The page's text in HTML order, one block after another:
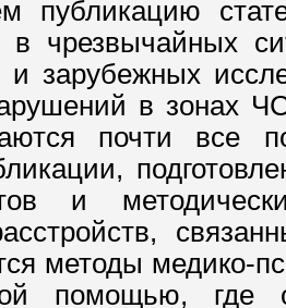
публикацию
в чрезвычайных
и зарубежных
в зонах
почти все
и
методы медико-
помощью, где